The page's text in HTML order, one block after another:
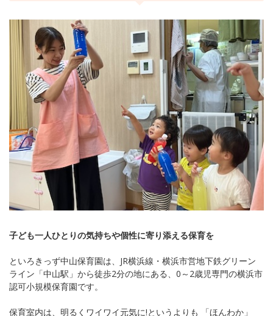
子ども一人ひとりの気持ちや個性に寄り添える保育を
といろきっず中山保育園は、JR横浜線・横浜市営地下鉄グリーン
ライン「中山駅」から徒歩2分の地にある、0～2歳児専門の横浜市
認可小規模保育園です。
保育室内は、明るくワイワイ元気に!というよりも 「ほんわか」